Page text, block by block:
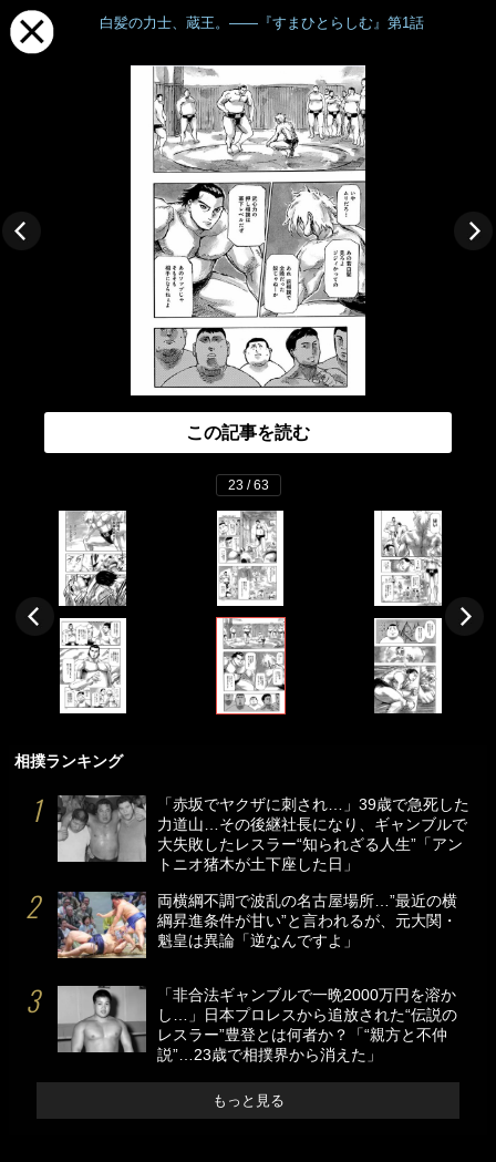
白髪の力士、蔵王。――『すまひとらしむ』第1話
この記事を読む
23 / 63
相撲ランキング
「赤坂でヤクザに刺され…」39歳で急死した
力道山…その後継社長になり、ギャンブルで
大失敗したレスラー“知られざる人生”「アン
トニオ猪木が土下座した日」
両横綱不調で波乱の名古屋場所…”最近の横
綱昇進条件が甘い”と言われるが、元大関・
魁皇は異論「逆なんですよ」
「非合法ギャンブルで一晩2000万円を溶か
し…」日本プロレスから追放された“伝説の
レスラー”豊登とは何者か？「“親方と不仲
説”…23歳で相撲界から消えた」
もっと見る